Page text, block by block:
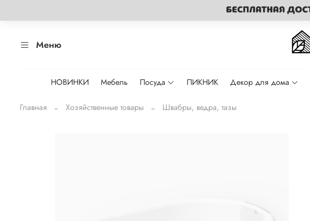
Меню
НОВИНКИ Мебель Посуда ПИКНИК Декор для дома
Главная Хозяйственные товары Швабры, ведра, тазы